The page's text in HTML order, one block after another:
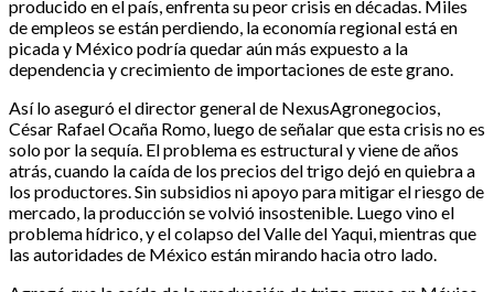
producido en el país, enfrenta su peor crisis en décadas. Miles
de empleos se están perdiendo, la economía regional está en
picada y México podría quedar aún más expuesto a la
dependencia y crecimiento de importaciones de este grano.
Así lo aseguró el director general de NexusAgronegocios,
César Rafael Ocaña Romo, luego de señalar que esta crisis no es
solo por la sequía. El problema es estructural y viene de años
atrás, cuando la caída de los precios del trigo dejó en quiebra a
los productores. Sin subsidios ni apoyo para mitigar el riesgo de
mercado, la producción se volvió insostenible. Luego vino el
problema hídrico, y el colapso del Valle del Yaqui, mientras que
las autoridades de México están mirando hacia otro lado.